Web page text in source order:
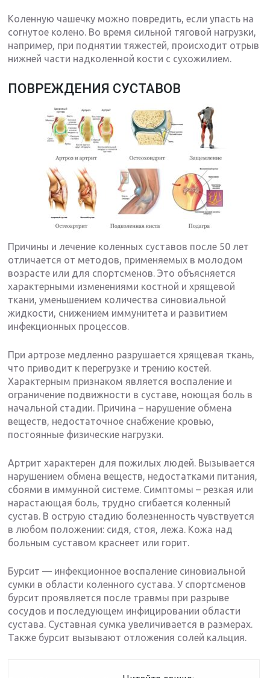
Коленную чашечку можно повредить, если упасть на
согнутое колено. Во время сильной тяговой нагрузки,
например, при поднятии тяжестей, происходит отрыв
нижней части надколенной кости с сухожилием.
ПОВРЕЖДЕНИЯ СУСТАВОВ
Причины и лечение коленных суставов после 50 лет
отличается от методов, применяемых в молодом
возрасте или для спортсменов. Это объясняется
характерными изменениями костной и хрящевой
ткани, уменьшением количества синовиальной
жидкости, снижением иммунитета и развитием
инфекционных процессов.
При артрозе медленно разрушается хрящевая ткань,
что приводит к перегрузке и трению костей.
Характерным признаком является воспаление и
ограничение подвижности в суставе, ноющая боль в
начальной стадии. Причина – нарушение обмена
веществ, недостаточное снабжение кровью,
постоянные физические нагрузки.
Артрит характерен для пожилых людей. Вызывается
нарушением обмена веществ, недостатками питания,
сбоями в иммунной системе. Симптомы – резкая или
нарастающая боль, трудно сгибается коленный
сустав. В острую стадию болезненность чувствуется
в любом положении: сидя, стоя, лежа. Кожа над
больным суставом краснеет или горит.
Бурсит — инфекционное воспаление синовиальной
сумки в области коленного сустава. У спортсменов
бурсит проявляется после травмы при разрыве
сосудов и последующем инфицировании области
сустава. Суставная сумка увеличивается в размерах.
Также бурсит вызывают отложения солей кальция.